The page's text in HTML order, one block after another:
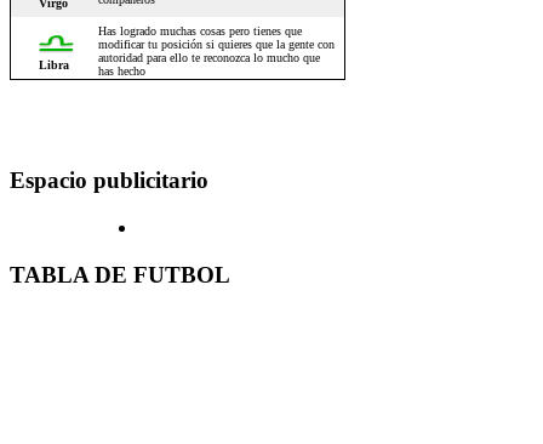
Espacio publicitario
TABLA DE FUTBOL